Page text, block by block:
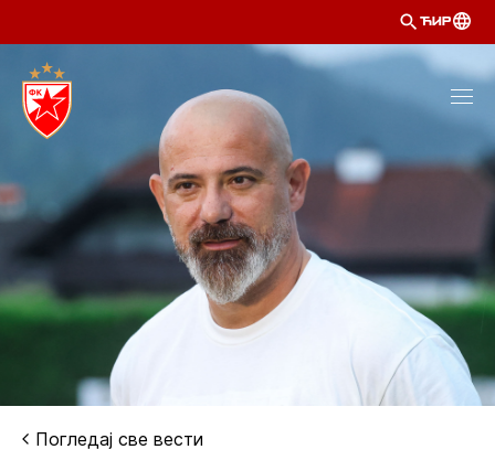
ЋИР
Погледај све вести